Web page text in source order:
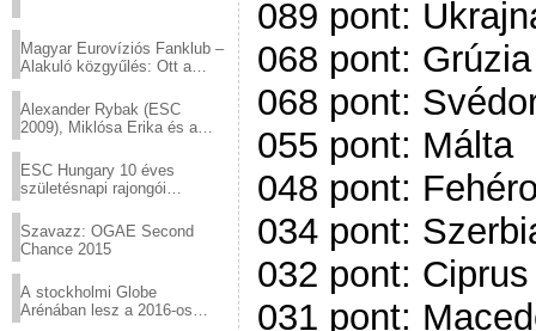
Magyar Eurovíziós Fanklub –
Alakuló közgyűlés: Ott a
Alexander Rybak (ESC
2009), Miklósa Erika és a
sztárjai a Margitszigeten
ESC Hungary 10 éves
születésnapi rajongói
Szavazz: OGAE Second
Chance 2015
A stockholmi Globe
Arénában lesz a 2016-os
089 pont:
068 pont: Grúzia
068 pont:
055 pont: Málta
048 pont:
034 pont:
032 pont: Ciprus
031 pont: